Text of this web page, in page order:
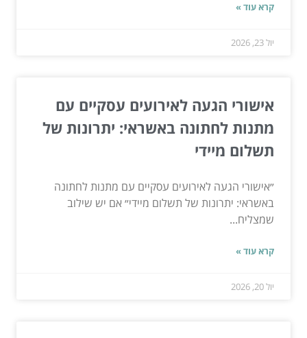
קרא עוד »
יול 23, 2026
אישורי הגעה לאירועים עסקיים עם
מתנות לחתונה באשראי: יתרונות של
תשלום מיידי
״אישורי הגעה לאירועים עסקיים עם מתנות לחתונה
באשראי: יתרונות של תשלום מיידי״ אם יש שילוב
שמצליח...
קרא עוד »
יול 20, 2026